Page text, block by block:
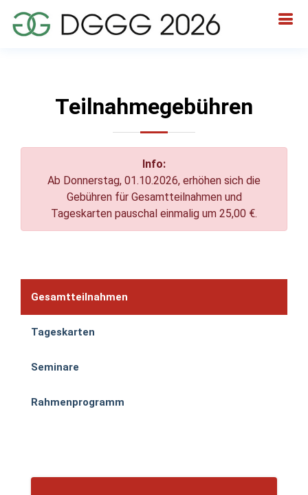
Teilnahmegebühren
Info:
Ab Donnerstag, 01.10.2026, erhöhen sich die
Gebühren für Gesamtteilnahmen und
Tageskarten pauschal einmalig um 25,00 €.
Gesamtteilnahmen
Tageskarten
Seminare
Rahmenprogramm